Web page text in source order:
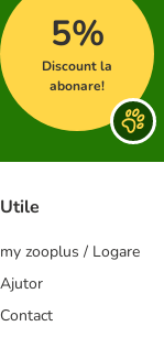
5%
Discount la
abonare!
Utile
my zooplus / Logare
Ajutor
Contact